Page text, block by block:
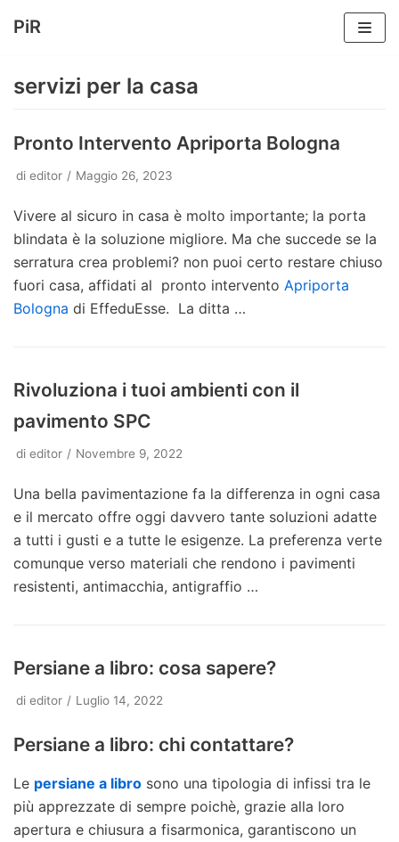
contenuto
PiR
servizi per la casa
Pronto Intervento Apriporta Bologna
di editor Maggio 26, 2023
Vivere al sicuro in casa è molto importante; la porta
blindata è la soluzione migliore. Ma che succede se la
serratura crea problemi? non puoi certo restare chiuso
fuori casa, affidati al pronto intervento Apriporta
Bologna di EffeduEsse. La ditta …
Rivoluziona i tuoi ambienti con il
pavimento SPC
di editor Novembre 9, 2022
Una bella pavimentazione fa la differenza in ogni casa
e il mercato offre oggi davvero tante soluzioni adatte
a tutti i gusti e a tutte le esigenze. La preferenza verte
comunque verso materiali che rendono i pavimenti
resistenti, antimacchia, antigraffio …
Persiane a libro: cosa sapere?
di editor Luglio 14, 2022
Persiane a libro: chi contattare?
Le persiane a libro sono una tipologia di infissi tra le
più apprezzate di sempre poichè, grazie alla loro
apertura e chiusura a fisarmonica, garantiscono un